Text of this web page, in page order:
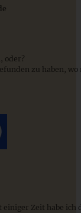
oder?
zu haben, wo
Zeit habe ich